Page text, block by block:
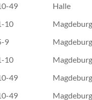
49 Halle
10 Magdeburg
9 Magdeburg
10 Magdeburg
49 Magdeburg
49 Magdeburg